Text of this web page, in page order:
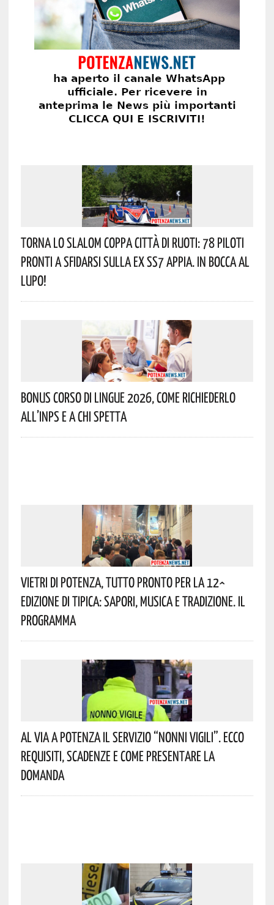
Torna Lo Slalom Coppa Città Di Ruoti: 78 Piloti
Pronti A Sfidarsi Sulla Ex SS7 Appia. In Bocca Al
Lupo!
Bonus Corso Di Lingue 2026, Come Richiederlo
All’INPS E A Chi Spetta
Vietri Di Potenza, Tutto Pronto Per La 12^
Edizione Di Tipica: Sapori, Musica E Tradizione. Il
Programma
Al Via A Potenza Il Servizio “Nonni Vigili”. Ecco
Requisiti, Scadenze E Come Presentare La
Domanda